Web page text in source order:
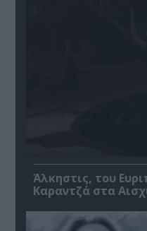
Άλκηστις, του
Καραντζά στα